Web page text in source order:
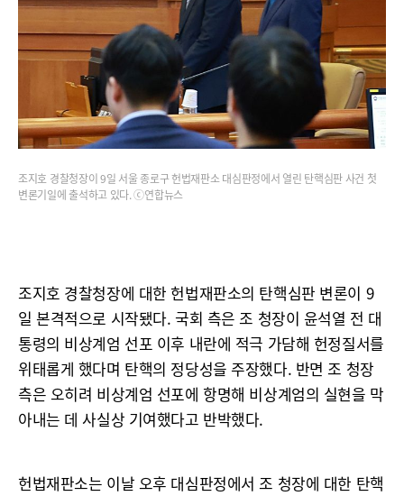
조지호 경찰청장이 9일 서울 종로구 헌법재판소 대심판정에서 열린 탄핵심판 사건 첫
변론기일에 출석하고 있다. ⓒ연합뉴스
조지호 경찰청장에 대한 헌법재판소의 탄핵심판 변론이 9
일 본격적으로 시작됐다. 국회 측은 조 청장이 윤석열 전 대
통령의 비상계엄 선포 이후 내란에 적극 가담해 헌정질서를
위태롭게 했다며 탄핵의 정당성을 주장했다. 반면 조 청장
측은 오히려 비상계엄 선포에 항명해 비상계엄의 실현을 막
아내는 데 사실상 기여했다고 반박했다.
헌법재판소는 이날 오후 대심판정에서 조 청장에 대한 탄핵